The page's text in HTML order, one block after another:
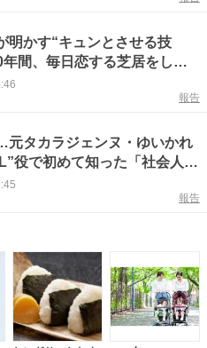
明かす“キュンとさせる技
間、毎日恋する芝居をして
報告
元タカラジェンヌ・ゆいかれ
役で初めて知った「社会人あ
報告